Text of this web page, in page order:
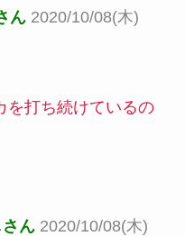
ん 2020/10/08(木)
を打ち続けているの
ん 2020/10/08(木)